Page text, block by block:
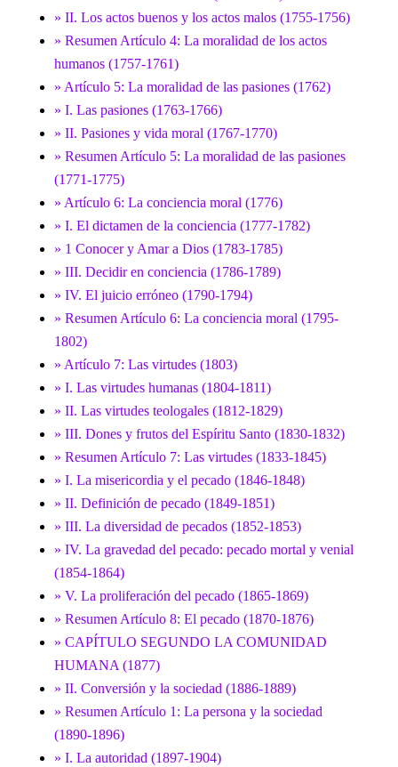
» II. Los actos buenos y los actos malos (1755-1756)
» Resumen Artículo 4: La moralidad de los actos
humanos (1757-1761)
» Artículo 5: La moralidad de las pasiones (1762)
» I. Las pasiones (1763-1766)
» II. Pasiones y vida moral (1767-1770)
» Resumen Artículo 5: La moralidad de las pasiones
(1771-1775)
» Artículo 6: La conciencia moral (1776)
» I. El dictamen de la conciencia (1777-1782)
» 1 Conocer y Amar a Dios (1783-1785)
» III. Decidir en conciencia (1786-1789)
» IV. El juicio erróneo (1790-1794)
» Resumen Artículo 6: La conciencia moral (1795-
1802)
» Artículo 7: Las virtudes (1803)
» I. Las virtudes humanas (1804-1811)
» II. Las virtudes teologales (1812-1829)
» III. Dones y frutos del Espíritu Santo (1830-1832)
» Resumen Artículo 7: Las virtudes (1833-1845)
» I. La misericordia y el pecado (1846-1848)
» II. Definición de pecado (1849-1851)
» III. La diversidad de pecados (1852-1853)
» IV. La gravedad del pecado: pecado mortal y venial
(1854-1864)
» V. La proliferación del pecado (1865-1869)
» Resumen Artículo 8: El pecado (1870-1876)
» CAPÍTULO SEGUNDO LA COMUNIDAD
HUMANA (1877)
» II. Conversión y la sociedad (1886-1889)
» Resumen Artículo 1: La persona y la sociedad
(1890-1896)
» I. La autoridad (1897-1904)